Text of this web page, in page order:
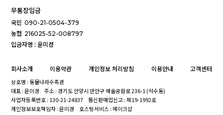
무통장입금
국민 090-21-0504-379
농협 216025-52-008797
입금자명 : 윤미경
회사소개 이용약관 개인정보 처리방침 이용안내 고객센터
상호명 : 동물나라수족관
대표 : 윤미경
주소 : 경기도 안양시 만안구 예술공원로 236-1 (석수동)
사업자등록번호 : 130-21-24837
통신판매업신고 : 제19-1992호
개인정보보호책임자 : 윤미경
호스팅서비스 : 메이크샵